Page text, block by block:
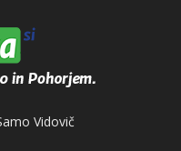
Vidovič